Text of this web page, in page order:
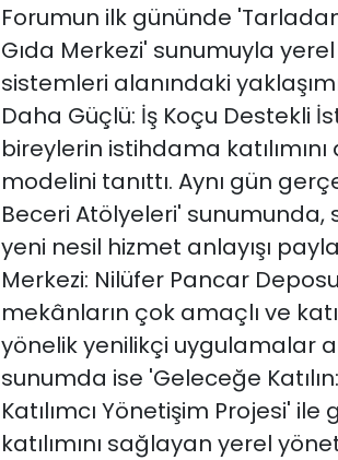
Forumun ilk gününde
Gıda Merkezi' sunumuyla
sistemleri alanındaki
Daha Güçlü: İş Koçu Destekli
bireylerin istihdama
modelini tanıttı. Aynı gün
Beceri Atölyeleri'
yeni nesil hizmet anlayışı
Merkezi: Nilüfer Pancar
mekânların çok amaçlı ve
yönelik yenilikçi uygulamalar
sunumda ise 'Geleceğe
Katılımcı Yönetişim Projesi'
katılımını sağlayan yerel